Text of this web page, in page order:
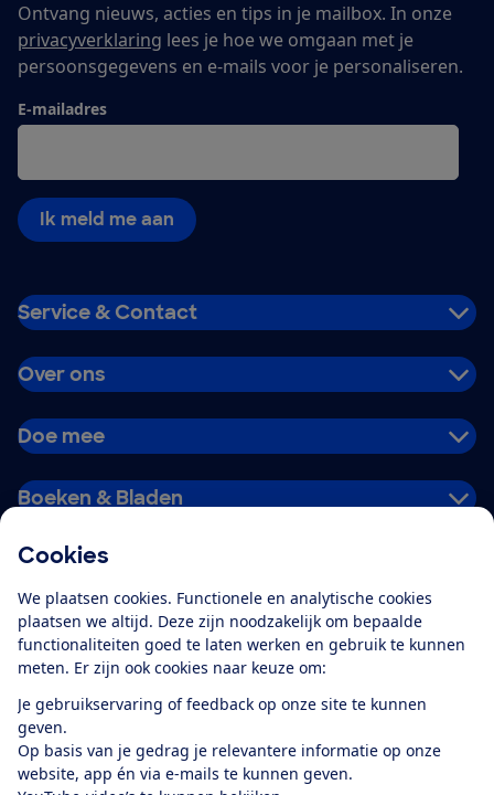
Cookies
We plaatsen cookies. Functionele en analytische cookies
plaatsen we altijd. Deze zijn noodzakelijk om bepaalde
functionaliteiten goed te laten werken en gebruik te kunnen
meten. Er zijn ook cookies naar keuze om:
Je gebruikservaring of feedback op onze site te kunnen
geven.
Op basis van je gedrag je relevantere informatie op onze
website, app én via e-mails te kunnen geven.
Ontvang nieuws, acties en tips in je mailbox. In onze
privacyverklaring lees je hoe we omgaan met je
persoonsgegevens en e-mails voor je personaliseren.
E-mailadres
Ik meld me aan
Service & Contact
Over ons
Doe mee
Boeken & Bladen
Alles over de
app
Algemene Voorwaarden
Privacyverklaring